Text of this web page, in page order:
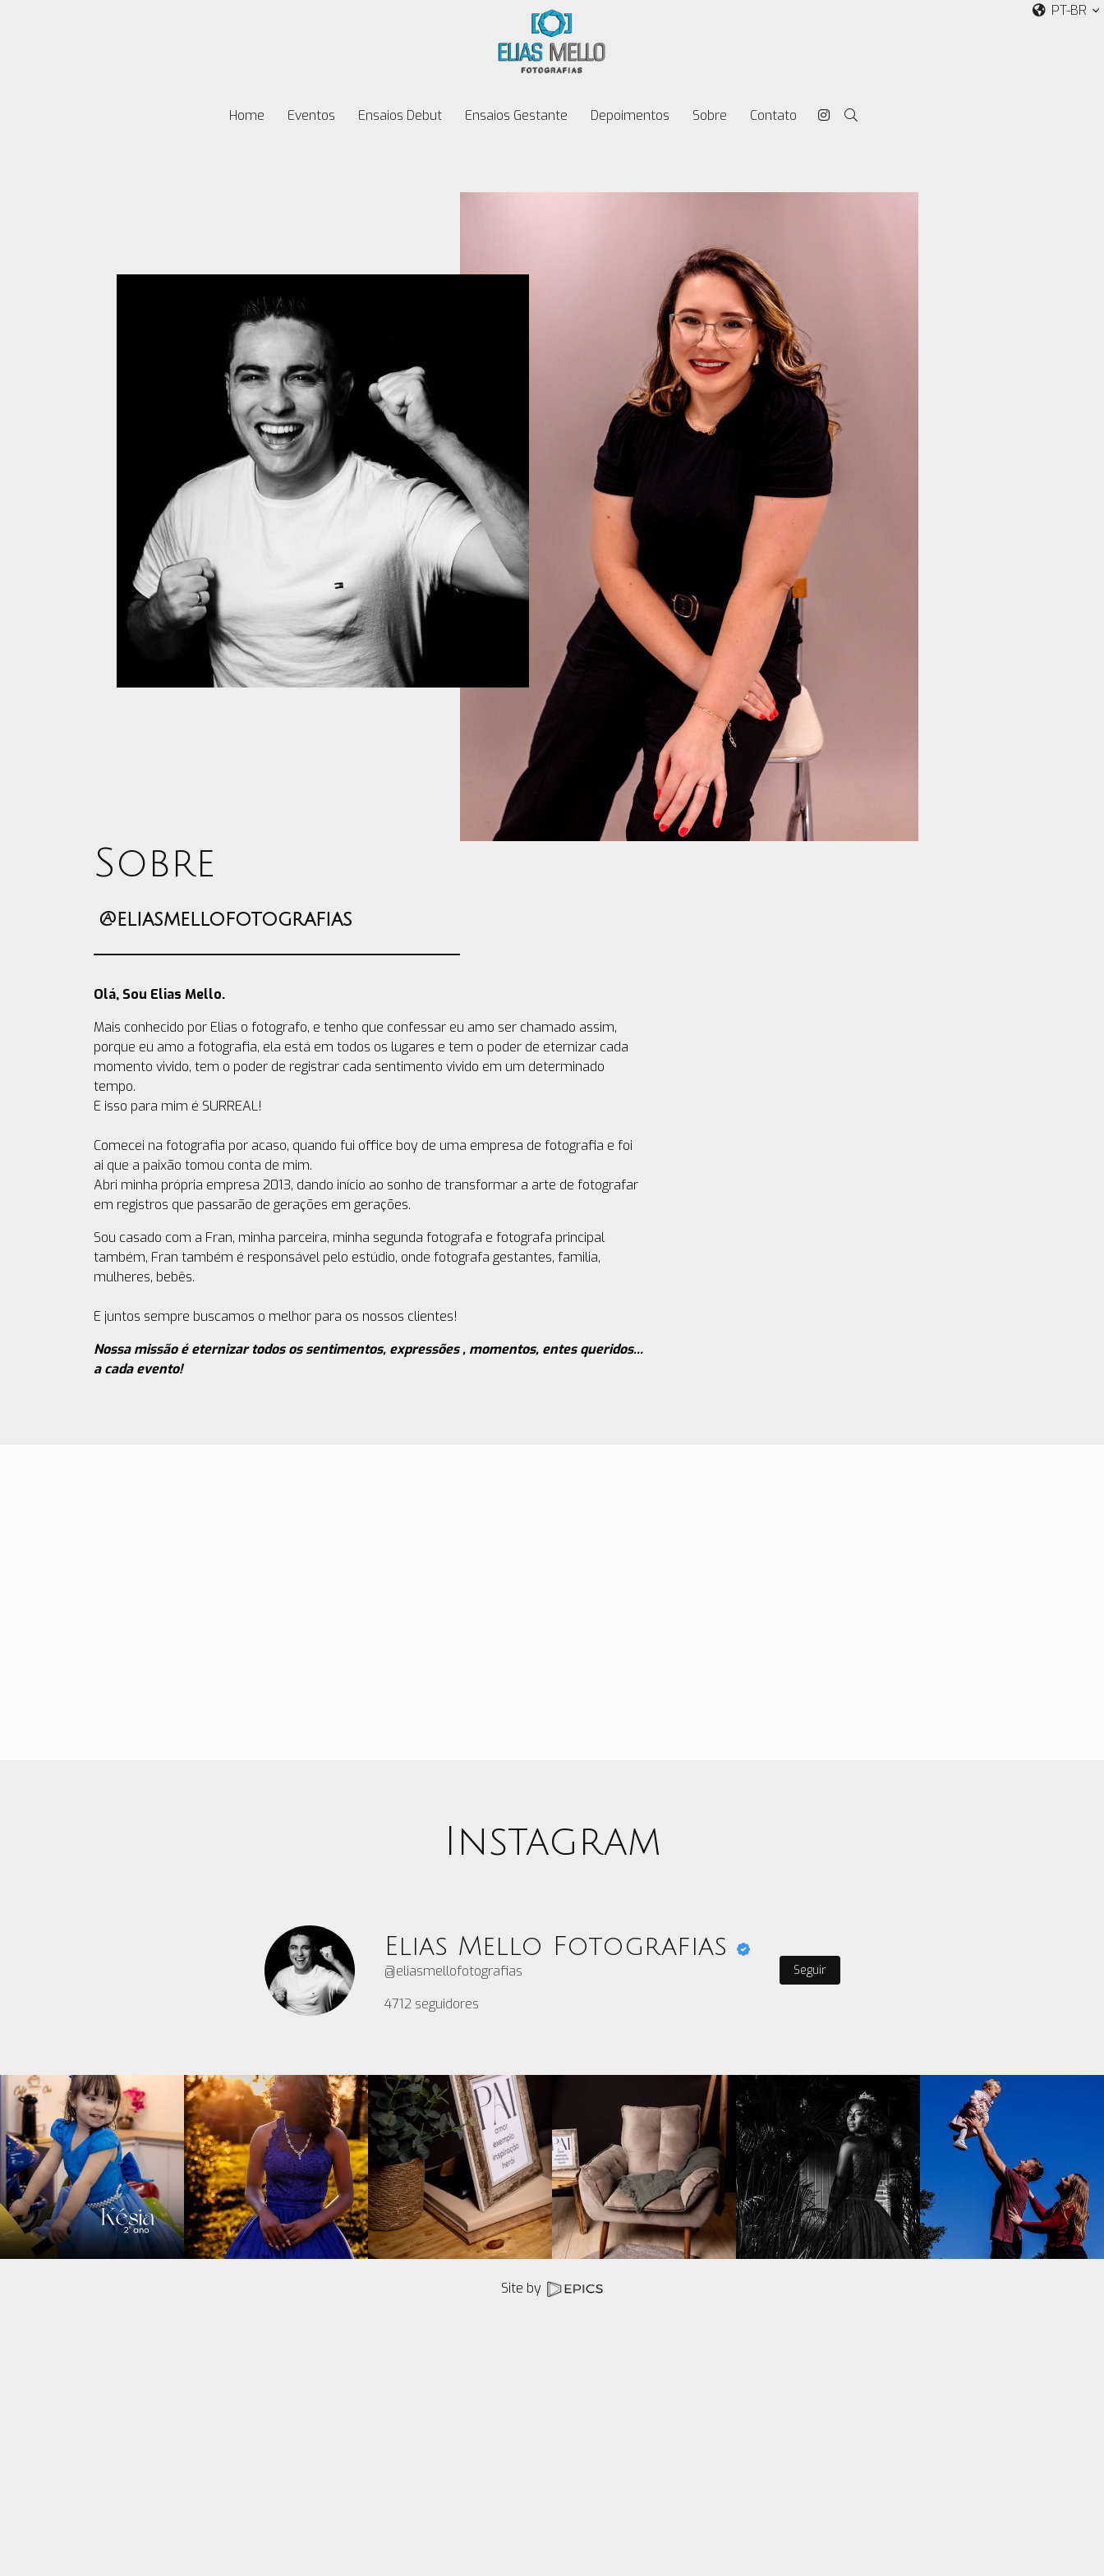
Home Eventos Ensaios Debut Ensaios Gestante Depoimentos Sobre Contato
PT-BR
Sobre
@eliasmellofotografias
Olá, Sou Elias Mello.
Mais conhecido por Elias o fotografo, e tenho que confessar eu amo ser chamado assim,
porque eu amo a fotografia, ela está em todos os lugares e tem o poder de eternizar cada
momento vivido, tem o poder de registrar cada sentimento vivido em um determinado
tempo.
E isso para mim é SURREAL!
Comecei na fotografia por acaso, quando fui office boy de uma empresa de fotografia e foi
ai que a paixão tomou conta de mim.
Abri minha própria empresa 2013, dando início ao sonho de transformar a arte de fotografar
em registros que passarão de gerações em gerações.
Sou casado com a Fran, minha parceira, minha segunda fotografa e fotografa principal
também, Fran também é responsável pelo estúdio, onde fotografa gestantes, familia,
mulheres, bebês.
E juntos sempre buscamos o melhor para os nossos clientes!
Nossa missão é eternizar todos os sentimentos, expressões , momentos, entes queridos...
a cada evento!
Instagram
Elias Mello Fotografias
@eliasmellofotografias
4712 seguidores
Seguir
Site by